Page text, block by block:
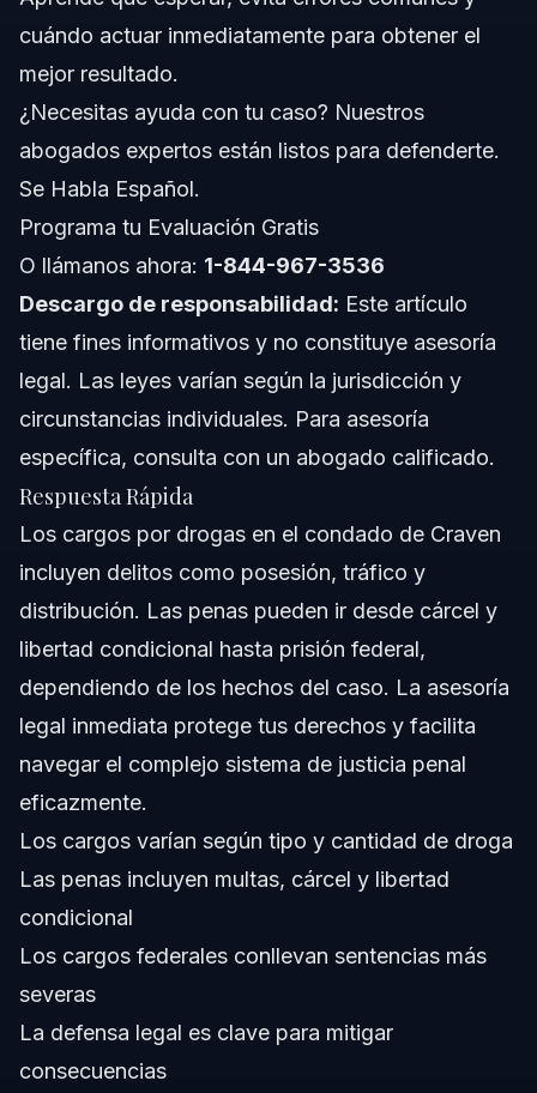
¿Cuáles son los tipos comunes de cargos por drogas
cargos de drogas en el condado de Craven?
¿Puedo ser sentenciado a prisión federal por cargos de
¿Cómo debo actuar si me arrestan por cargos de
drogas en Smithfield NC?
¿Cuáles son las defensas comunes para cargos de
drogas en Carolina del Norte?
en los tribunales del condado de Craven?
¿Qué sucede si soy acusado en un caso de drogas
relacionado con pandillas en el condado de Craven?
¿Se puede eliminar una condena por drogas de mi
historial en Carolina del Norte?
Fuentes y Referencias
cuándo actuar inmediatamente para obtener el
mejor resultado.
¿Necesitas ayuda con tu caso? Nuestros
abogados expertos están listos para defenderte.
Se Habla Español.
Programa tu Evaluación Gratis
O llámanos ahora: 1-844-967-3536
Descargo de responsabilidad: Este artículo
tiene fines informativos y no constituye asesoría
legal. Las leyes varían según la jurisdicción y
circunstancias individuales. Para asesoría
específica, consulta con un abogado calificado.
Respuesta Rápida
Los cargos por drogas en el condado de Craven
incluyen delitos como posesión, tráfico y
distribución. Las penas pueden ir desde cárcel y
libertad condicional hasta prisión federal,
dependiendo de los hechos del caso. La asesoría
legal inmediata protege tus derechos y facilita
navegar el complejo sistema de justicia penal
eficazmente.
Los cargos varían según tipo y cantidad de droga
Las penas incluyen multas, cárcel y libertad
condicional
Los cargos federales conllevan sentencias más
severas
La defensa legal es clave para mitigar
consecuencias